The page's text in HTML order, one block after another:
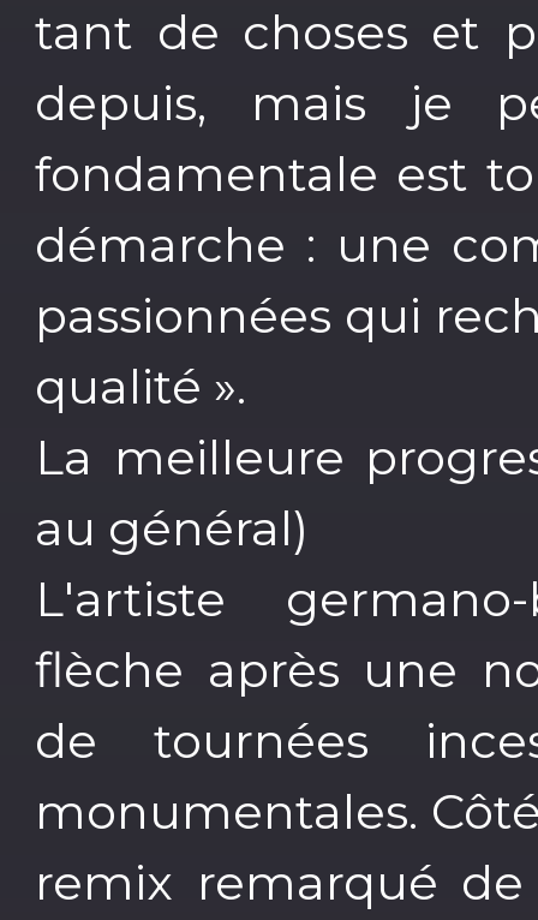
tant de choses et
depuis, mais je
fondamentale est
démarche : une
passionnées qui
qualité ».
La meilleure
au général)
L'artiste
flèche après une
de tournées
monumentales.
remix remarqué